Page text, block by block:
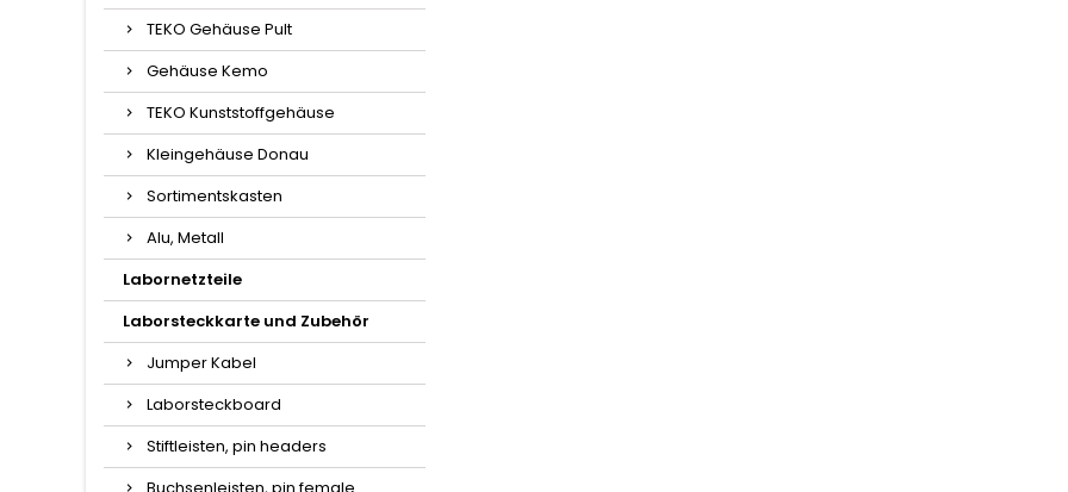
TEKO Gehäuse Pult
Gehäuse Kemo
TEKO Kunststoffgehäuse
Kleingehäuse Donau
Sortimentskasten
Alu, Metall
Labornetzteile
Laborsteckkarte und Zubehör
Jumper Kabel
Laborsteckboard
Stiftleisten, pin headers